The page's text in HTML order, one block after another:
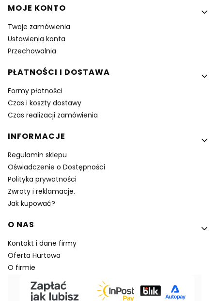
MOJE KONTO
Twoje zamówienia
Ustawienia konta
Przechowalnia
PŁATNOŚCI I DOSTAWA
Formy płatności
Czas i koszty dostawy
Czas realizacji zamówienia
INFORMACJE
Regulamin sklepu
Oświadczenie o Dostępności
Polityka prywatności
Zwroty i reklamacje.
Jak kupować?
O NAS
Kontakt i dane firmy
Oferta Hurtowa
O firmie